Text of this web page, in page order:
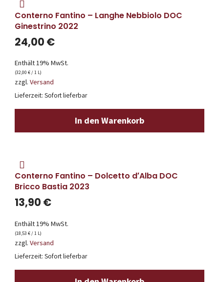
Conterno Fantino – Langhe Nebbiolo DOC
Ginestrino 2022
24,00 €
Enthält 19% MwSt.
(32,00 €/ 1 L)
zzgl. Versand
Lieferzeit: Sofort lieferbar
In den Warenkorb
Conterno Fantino – Dolcetto d′Alba DOC
Bricco Bastia 2023
13,90 €
Enthält 19% MwSt.
(18,53 € / 1 L)
zzgl. Versand
Lieferzeit: Sofort lieferbar